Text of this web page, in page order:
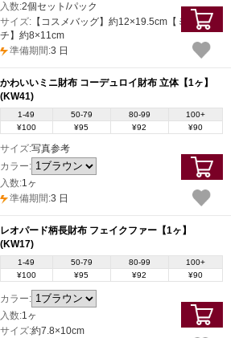
入数:2個セット/パック
サイズ:【コスメバッグ】約12×19.5cm【ミニポー
チ】約8×11cm
準備期間:3 日
かわいいミニ財布 コーデュロイ財布 立体【1ヶ】
(KW41)
1-49 50-79 80-99
100+
¥100
¥95 ¥92 ¥90
サイズ:写真参考
カラー:
入数:1ヶ
準備期間:3 日
レオパード柄長財布 フェイクファー【1ヶ】
(KW17)
1-49 50-79 80-99
100+
¥100
¥95 ¥92 ¥90
カラー:
入数:1ヶ
サイズ:約7.8×10cm